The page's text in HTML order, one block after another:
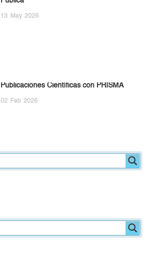
13 May 2026
Publicaciones Científicas con PRISMA
02 Feb 2026